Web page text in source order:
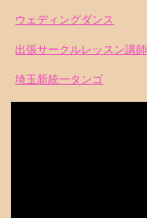
ウェディングダンス
出張サークルレッスン講師
埼玉新統一タンゴ